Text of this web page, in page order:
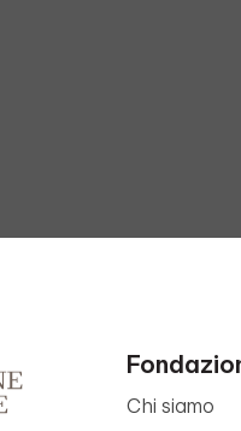
Chi siamo